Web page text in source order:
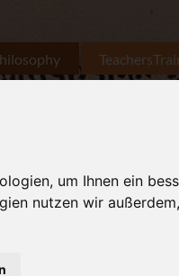
um Ihnen ein
nutzen wir